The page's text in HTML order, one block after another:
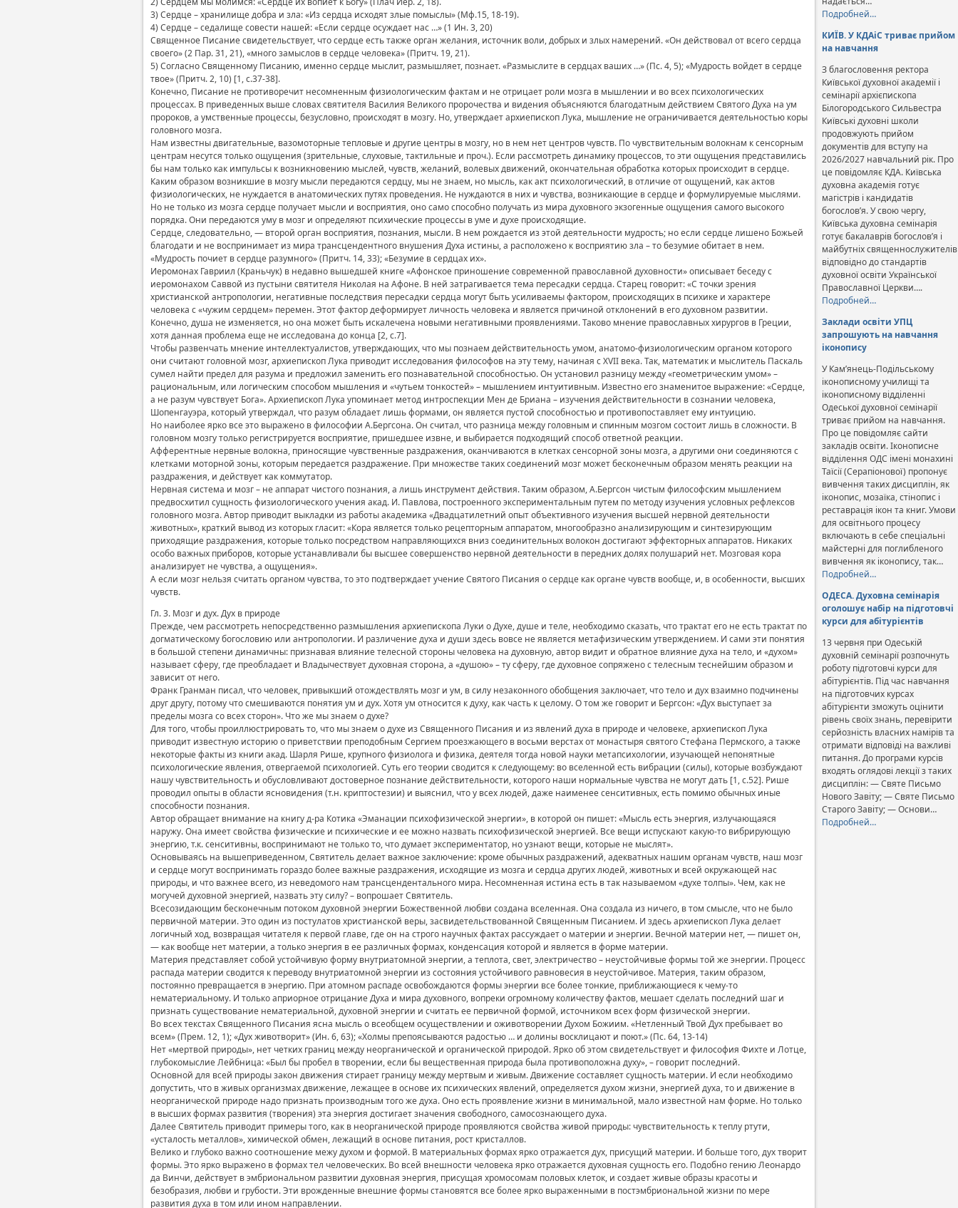
3) Сердце – хранилище добра и зла: «Из сердца исходят злые помыслы» (Мф.15, 18-19).
4) Сердце – седалище совести нашей: «Если сердце осуждает нас …» (1 Ин. 3, 20)
Священное Писание свидетельствует, что сердце есть также орган желания, источник воли, добрых и злых намерений. «Он действовал от всего сердца
своего» (2 Пар. 31, 21), «много замыслов в сердце человека» (Притч. 19, 21).
5) Согласно Священному Писанию, именно сердце мыслит, размышляет, познает. «Размыслите в сердцах ваших …» (Пс. 4, 5); «Мудрость войдет в сердце
твое» (Притч. 2, 10) [1, с.37-38].
Конечно, Писание не противоречит несомненным физиологическим фактам и не отрицает роли мозга в мышлении и во всех психологических
процессах. В приведенных выше словах святителя Василия Великого пророчества и видения объясняются благодатным действием Святого Духа на ум
пророков, а умственные процессы, безусловно, происходят в мозгу. Но, утверждает архиепископ Лука, мышление не ограничивается деятельностью коры
головного мозга.
Нам известны двигательные, вазомоторные тепловые и другие центры в мозгу, но в нем нет центров чувств. По чувствительным волокнам к сенсорным
центрам несутся только ощущения (зрительные, слуховые, тактильные и проч.). Если рассмотреть динамику процессов, то эти ощущения представились
бы нам только как импульсы к возникновению мыслей, чувств, желаний, волевых движений, окончательная обработка которых происходит в сердце.
Каким образом возникшие в мозгу мысли передаются сердцу, мы не знаем, но мысль, как акт психологический, в отличие от ощущений, как актов
физиологических, не нуждается в анатомических путях проведения. Не нуждаются в них и чувства, возникающие в сердце и формулируемые мыслями.
Но не только из мозга сердце получает мысли и восприятия, оно само способно получать из мира духовного экзогенные ощущения самого высокого
порядка. Они передаются уму в мозг и определяют психические процессы в уме и духе происходящие.
Сердце, следовательно, — второй орган восприятия, познания, мысли. В нем рождается из этой деятельности мудрость; но если сердце лишено Божьей
благодати и не воспринимает из мира трансцендентного внушения Духа истины, а расположено к восприятию зла – то безумие обитает в нем.
«Мудрость почиет в сердце разумного» (Притч. 14, 33); «Безумие в сердцах их».
Иеромонах Гавриил (Краньчук) в недавно вышедшей книге «Афонское приношение современной православной духовности» описывает беседу с
иеромонахом Саввой из пустыни святителя Николая на Афоне. В ней затрагивается тема пересадки сердца. Старец говорит: «С точки зрения
христианской антропологии, негативные последствия пересадки сердца могут быть усиливаемы фактором, происходящих в психике и характере
человека с «чужим сердцем» перемен. Этот фактор деформирует личность человека и является причиной отклонений в его духовном развитии.
Конечно, душа не изменяется, но она может быть искалечена новыми негативными проявлениями. Таково мнение православных хирургов в Греции,
хотя данная проблема еще не исследована до конца [2, с.7].
Чтобы развенчать мнение интеллектуалистов, утверждающих, что мы познаем действительность умом, анатомо-физиологическим органом которого
они считают головной мозг, архиепископ Лука приводит исследования философов на эту тему, начиная с XVII века. Так, математик и мыслитель Паскаль
сумел найти предел для разума и предложил заменить его познавательной способностью. Он установил разницу между «геометрическим умом» –
рациональным, или логическим способом мышления и «чутьем тонкостей» – мышлением интуитивным. Известно его знаменитое выражение: «Сердце,
а не разум чувствует Бога». Архиепископ Лука упоминает метод интроспекции Мен де Бриана – изучения действительности в сознании человека,
Шопенгауэра, который утверждал, что разум обладает лишь формами, он является пустой способностью и противопоставляет ему интуицию.
Но наиболее ярко все это выражено в философии А.Бергсона. Он считал, что разница между головным и спинным мозгом состоит лишь в сложности. В
головном мозгу только регистрируется восприятие, пришедшее извне, и выбирается подходящий способ ответной реакции.
Афферентные нервные волокна, приносящие чувственные раздражения, оканчиваются в клетках сенсорной зоны мозга, а другими они соединяются с
клетками моторной зоны, которым передается раздражение. При множестве таких соединений мозг может бесконечным образом менять реакции на
раздражения, и действует как коммутатор.
Нервная система и мозг – не аппарат чистого познания, а лишь инструмент действия. Таким образом, А.Бергсон чистым философским мышлением
предвосхитил сущность физиологического учения акад. И. Павлова, построенного экспериментальным путем по методу изучения условных рефлексов
головного мозга. Автор приводит выкладки из работы академика «Двадцатилетний опыт объективного изучения высшей нервной деятельности
животных», краткий вывод из которых гласит: «Кора является только рецепторным аппаратом, многообразно анализирующим и синтезирующим
приходящие раздражения, которые только посредством направляющихся вниз соединительных волокон достигают эффекторных аппаратов. Никаких
особо важных приборов, которые устанавливали бы высшее совершенство нервной деятельности в передних долях полушарий нет. Мозговая кора
анализирует не чувства, а ощущения».
А если мозг нельзя считать органом чувства, то это подтверждает учение Святого Писания о сердце как органе чувств вообще, и, в особенности, высших
чувств.
Гл. 3. Мозг и дух. Дух в природе
Прежде, чем рассмотреть непосредственно размышления архиепископа Луки о Духе, душе и теле, необходимо сказать, что трактат его не есть трактат по
догматическому богословию или антропологии. И различение духа и души здесь вовсе не является метафизическим утверждением. И сами эти понятия
в большой степени динамичны: признавая влияние телесной стороны человека на духовную, автор видит и обратное влияние духа на тело, и «духом»
называет сферу, где преобладает и Владычествует духовная сторона, а «душою» – ту сферу, где духовное сопряжено с телесным теснейшим образом и
зависит от него.
Франк Гранман писал, что человек, привыкший отождествлять мозг и ум, в силу незаконного обобщения заключает, что тело и дух взаимно подчинены
друг другу, потому что смешиваются понятия ум и дух. Хотя ум относится к духу, как часть к целому. О том же говорит и Бергсон: «Дух выступает за
пределы мозга со всех сторон». Что же мы знаем о духе?
Для того, чтобы проиллюстрировать то, что мы знаем о духе из Священного Писания и из явлений духа в природе и человеке, архиепископ Лука
приводит известную историю о приветствии преподобным Сергием проезжающего в восьми верстах от монастыря святого Стефана Пермского, а также
некоторые факты из книги акад. Шарля Рише, крупного физиолога и физика, деятеля тогда новой науки метапсихологии, изучающей непонятные
психологические явления, отвергаемой психологией. Суть его теории сводится к следующему: во вселенной есть вибрации (силы), которые возбуждают
нашу чувствительность и обусловливают достоверное познание действительности, которого наши нормальные чувства не могут дать [1, с.52]. Рише
проводил опыты в области ясновидения (т.н. криптостезии) и выяснил, что у всех людей, даже наименее сенситивных, есть помимо обычных иные
способности познания.
Автор обращает внимание на книгу д-ра Котика «Эманации психофизической энергии», в которой он пишет: «Мысль есть энергия, излучающаяся
наружу. Она имеет свойства физические и психические и ее можно назвать психофизической энергией. Все вещи испускают какую-то вибрирующую
энергию, т.к. сенситивны, воспринимают не только то, что думает экспериментатор, но узнают вещи, которые не мыслят».
Основываясь на вышеприведенном, Святитель делает важное заключение: кроме обычных раздражений, адекватных нашим органам чувств, наш мозг
и сердце могут воспринимать гораздо более важные раздражения, исходящие из мозга и сердца других людей, животных и всей окружающей нас
природы, и что важнее всего, из неведомого нам трансцендентального мира. Несомненная истина есть в так называемом «духе толпы». Чем, как не
могучей духовной энергией, назвать эту силу? – вопрошает Святитель.
Всесозидающим бесконечным потоком духовной энергии Божественной любви создана вселенная. Она создала из ничего, в том смысле, что не было
первичной материи. Это один из постулатов христианской веры, засвидетельствованной Священным Писанием. И здесь архиепископ Лука делает
логичный ход, возвращая читателя к первой главе, где он на строго научных фактах рассуждает о материи и энергии. Вечной материи нет, — пишет он,
— как вообще нет материи, а только энергия в ее различных формах, конденсация которой и является в форме материи.
Материя представляет собой устойчивую форму внутриатомной энергии, а теплота, свет, электричество – неустойчивые формы той же энергии. Процесс
распада материи сводится к переводу внутриатомной энергии из состояния устойчивого равновесия в неустойчивое. Материя, таким образом,
постоянно превращается в энергию. При атомном распаде освобождаются формы энергии все более тонкие, приближающиеся к чему-то
нематериальному. И только априорное отрицание Духа и мира духовного, вопреки огромному количеству фактов, мешает сделать последний шаг и
признать существование нематериальной, духовной энергии и считать ее первичной формой, источником всех форм физической энергии.
Во всех текстах Священного Писания ясна мысль о всеобщем осуществлении и оживотворении Духом Божиим. «Нетленный Твой Дух пребывает во
всем» (Прем. 12, 1); «Дух животворит» (Ин. 6, 63); «Холмы препоясываются радостью … и долины восклицают и поют.» (Пс. 64, 13-14)
Нет «мертвой природы», нет четких границ между неорганической и органической природой. Ярко об этом свидетельствует и философия Фихте и Лотце,
глубокомыслие Лейбница: «Был бы пробел в творении, если бы вещественная природа была противоположна духу», – говорит последний.
Основной для всей природы закон движения стирает границу между мертвым и живым. Движение составляет сущность материи. И если необходимо
допустить, что в живых организмах движение, лежащее в основе их психических явлений, определяется духом жизни, энергией духа, то и движение в
неорганической природе надо признать производным того же духа. Оно есть проявление жизни в минимальной, мало известной нам форме. Но только
в высших формах развития (творения) эта энергия достигает значения свободного, самосознающего духа.
Далее Святитель приводит примеры того, как в неорганической природе проявляются свойства живой природы: чувствительность к теплу ртути,
«усталость металлов», химической обмен, лежащий в основе питания, рост кристаллов.
Велико и глубоко важно соотношение межу духом и формой. В материальных формах ярко отражается дух, присущий материи. И больше того, дух творит
формы. Это ярко выражено в формах тел человеческих. Во всей внешности человека ярко отражается духовная сущность его. Подобно гению Леонардо
да Винчи, действует в эмбриональном развитии духовная энергия, присущая хромосомам половых клеток, и создает живые образы красоты и
безобразия, любви и грубости. Эти врожденные внешние формы становятся все более ярко выраженными в постэмбриональной жизни по мере
развития духа в том или ином направлении.
Подробней…
КИЇВ. У КДАіС триває прийом
на навчання
З благословення ректора
Київської духовної академії і
семінарії архієпископа
Білогородського Сильвестра
Київські духовні школи
продовжують прийом
документів для вступу на
2026/2027 навчальний рік. Про
це повідомляє КДА. Київська
духовна академія готує
магістрів і кандидатів
богослов’я. У свою чергу,
Київська духовна семінарія
готує бакалаврів богослов’я і
майбутніх священнослужителів
відповідно до стандартів
духовної освіти Української
Православної Церкви….
Подробней…
Заклади освіти УПЦ
запрошують на навчання
іконопису
У Кам’янець-Подільському
іконописному училищі та
іконописному відділенні
Одеської духовної семінарії
триває прийом на навчання.
Про це повідомляє сайти
закладів освіти. Іконописне
відділення ОДС імені монахині
Таїсії (Серапіонової) пропонує
вивчення таких дисциплін, як
іконопис, мозаїка, стінопис і
реставрація ікон та книг. Умови
для освітнього процесу
включають в себе спеціальні
майстерні для поглибленого
вивчення як іконопису, так…
Подробней…
ОДЕСА. Духовна семінарія
оголошує набір на підготовчі
курси для абітурієнтів
13 червня при Одеській
духовній семінарії розпочнуть
роботу підготовчі курси для
абітурієнтів. Під час навчання
на підготовчих курсах
абітурієнти зможуть оцінити
рівень своїх знань, перевірити
серйозність власних намірів та
отримати відповіді на важливі
питання. До програми курсів
входять оглядові лекції з таких
дисциплін: — Святе Письмо
Нового Завіту; — Святе Письмо
Старого Завіту; — Основи…
Подробней…